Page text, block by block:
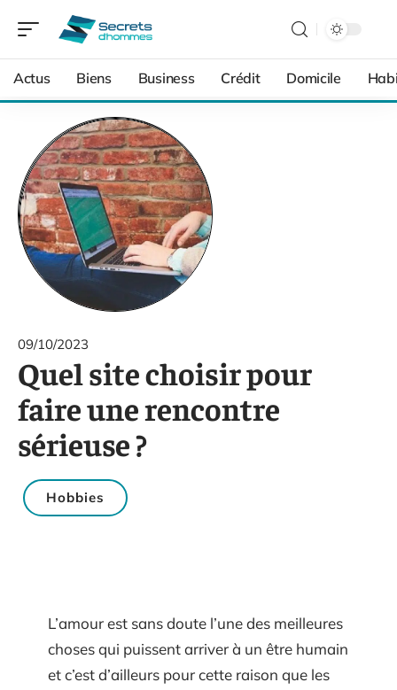
Actus Biens Business Crédit Domicile
09/10/2023
Quel site choisir pour
faire une rencontre
sérieuse ?
Hobbies
L’amour est sans doute l’une des meilleures
choses qui puissent arriver à un être humain
et c’est d’ailleurs pour cette raison que les